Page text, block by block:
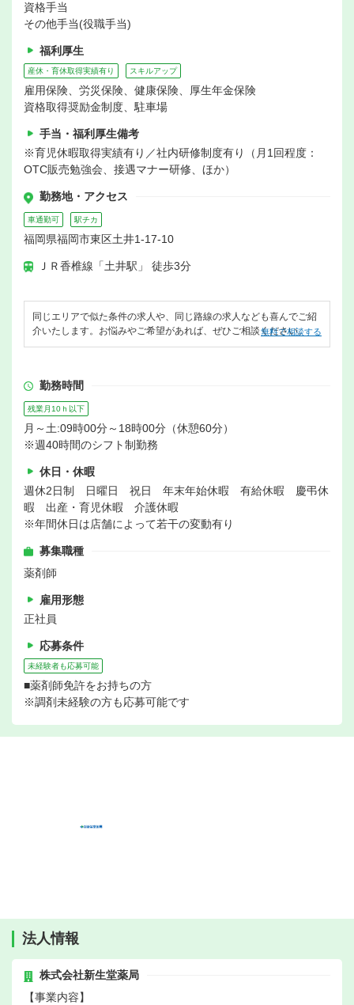
資格手当
その他手当(役職手当)
福利厚生
産休・育休取得実績有り スキルアップ
雇用保険、労災保険、健康保険、厚生年金保険
資格取得奨励金制度、駐車場
手当・福利厚生備考
※育児休暇取得実績有り／社内研修制度有り（月1回程度：
OTC販売勉強会、接遇マナー研修、ほか）
勤務地・アクセス
車通勤可 駅チカ
福岡県福岡市東区土井1-17-10
ＪＲ香椎線「土井駅」 徒歩3分
同じエリアで似た条件の求人や、同じ路線の求人なども喜んでご紹
介いたします。お悩みやご希望があれば、ぜひご相談ください。
無料で相談する
勤務時間
残業月10ｈ以下
月～土:09時00分～18時00分（休憩60分）
※週40時間のシフト制勤務
休日・休暇
週休2日制 日曜日 祝日 年末年始休暇 有給休暇 慶弔休
暇 出産・育児休暇 介護休暇
※年間休日は店舗によって若干の変動有り
募集職種
薬剤師
雇用形態
正社員
応募条件
未経験者も応募可能
■薬剤師免許をお持ちの方
※調剤未経験の方も応募可能です
法人情報
株式会社新生堂薬局
【事業内容】